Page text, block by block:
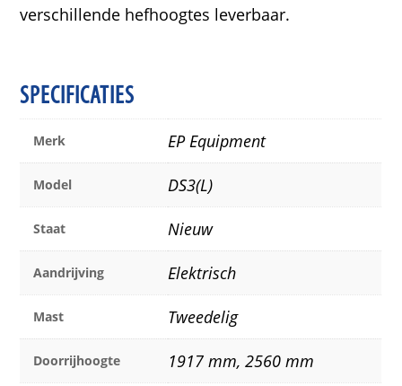
verschillende hefhoogtes leverbaar.
SPECIFICATIES
Merk EP Equipment
Model DS3(L)
Staat Nieuw
Aandrijving Elektrisch
Mast Tweedelig
Doorrijhoogte 1917 mm, 2560 mm